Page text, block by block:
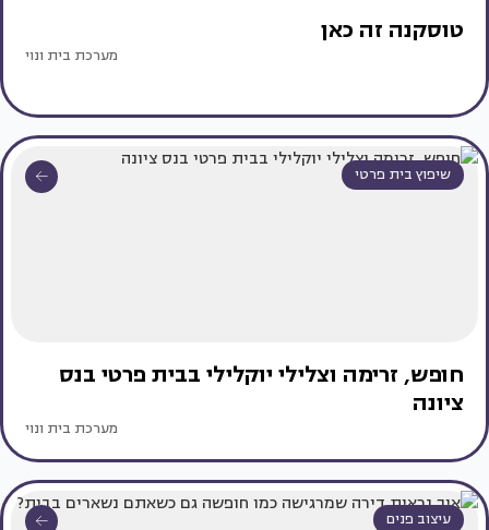
טוסקנה זה כאן
מערכת בית ונוי
שיפוץ בית פרטי
חופש, זרימה וצלילי יוקלילי בבית פרטי בנס
ציונה
מערכת בית ונוי
עיצוב פנים